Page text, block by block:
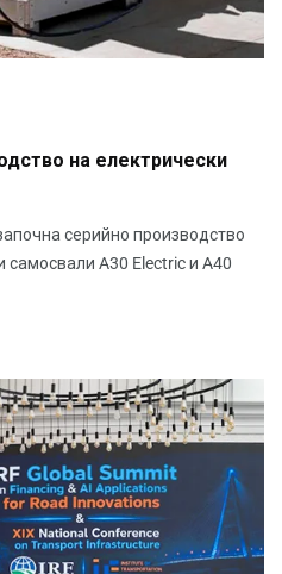
на електрически
серийно производство
самосвали A30 Electric и A40